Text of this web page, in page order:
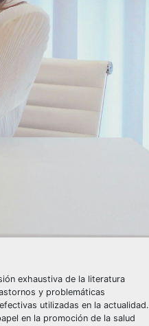
exhaustiva de la literatura
y problemáticas
utilizadas en la actualidad.
en la promoción de la salud